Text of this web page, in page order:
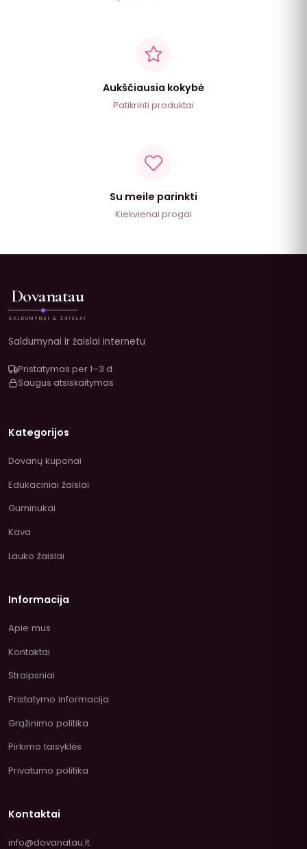
Aukščiausia kokybė
Patikrinti produktai
Su meile parinkti
Kiekvienai progai
Dovanatau
SALDUMYNAI & ŽAISLAI
Saldumynai ir žaislai internetu
Pristatymas per 1–3 d.
Saugus atsiskaitymas
Kategorijos
Dovanų kuponai
Edukaciniai žaislai
Guminukai
Kava
Lauko žaislai
Informacija
Apie mus
Kontaktai
Straipsniai
Pristatymo informacija
Grąžinimo politika
Pirkimo taisyklės
Privatumo politika
Kontaktai
info@dovanatau.lt